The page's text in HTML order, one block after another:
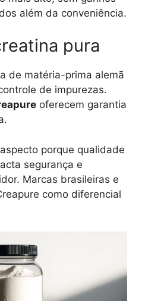
além da conveniência.
pura
de matéria-prima alemã
de impurezas.
oferecem garantia
porque qualidade
segurança e
Marcas brasileiras e
como diferencial